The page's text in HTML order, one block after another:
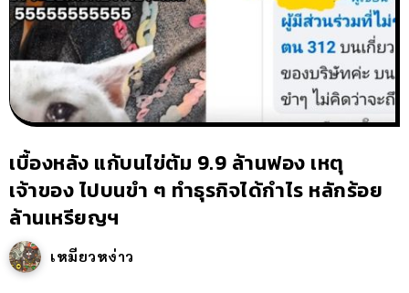
เบื้องหลัง แก้บนไข่ต้ม 9.9 ล้านฟอง เหตุ
เจ้าของ ไปบนขำ ๆ ทำธุรกิจได้กำไร หลักร้อย
ล้านเหรียญฯ
เหมียวหง่าว